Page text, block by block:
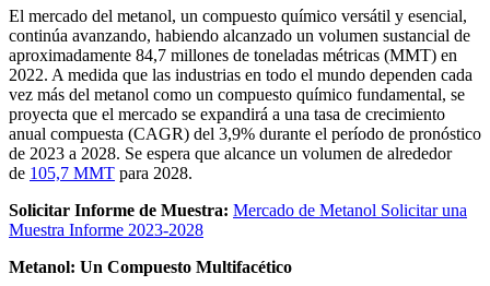
El mercado del metanol, un compuesto químico versátil y esencial,
continúa avanzando, habiendo alcanzado un volumen sustancial de
aproximadamente 84,7 millones de toneladas métricas (MMT) en
2022. A medida que las industrias en todo el mundo dependen cada
vez más del metanol como un compuesto químico fundamental, se
proyecta que el mercado se expandirá a una tasa de crecimiento
anual compuesta (CAGR) del 3,9% durante el período de pronóstico
de 2023 a 2028. Se espera que alcance un volumen de alrededor
de 105,7 MMT para 2028.
Solicitar Informe de Muestra: Mercado de Metanol Solicitar una
Muestra Informe 2023-2028
Metanol: Un Compuesto Multifacético